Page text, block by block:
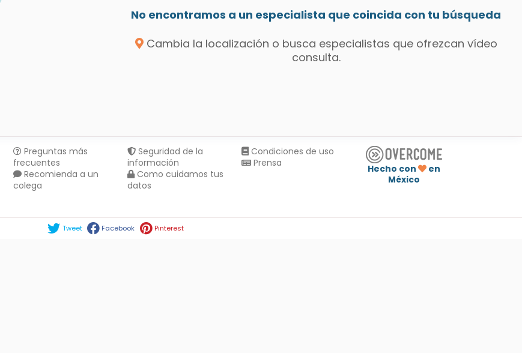
No encontramos a un especialista que coincida con tu búsqueda
Cambia la localización o busca especialistas que ofrezcan vídeo
consulta.
Preguntas más
frecuentes
Recomienda a un
colega
Seguridad de la
información
Como cuidamos tus
datos
Condiciones de uso
Prensa
Hecho con
en
México
Tweet Facebook Pinterest